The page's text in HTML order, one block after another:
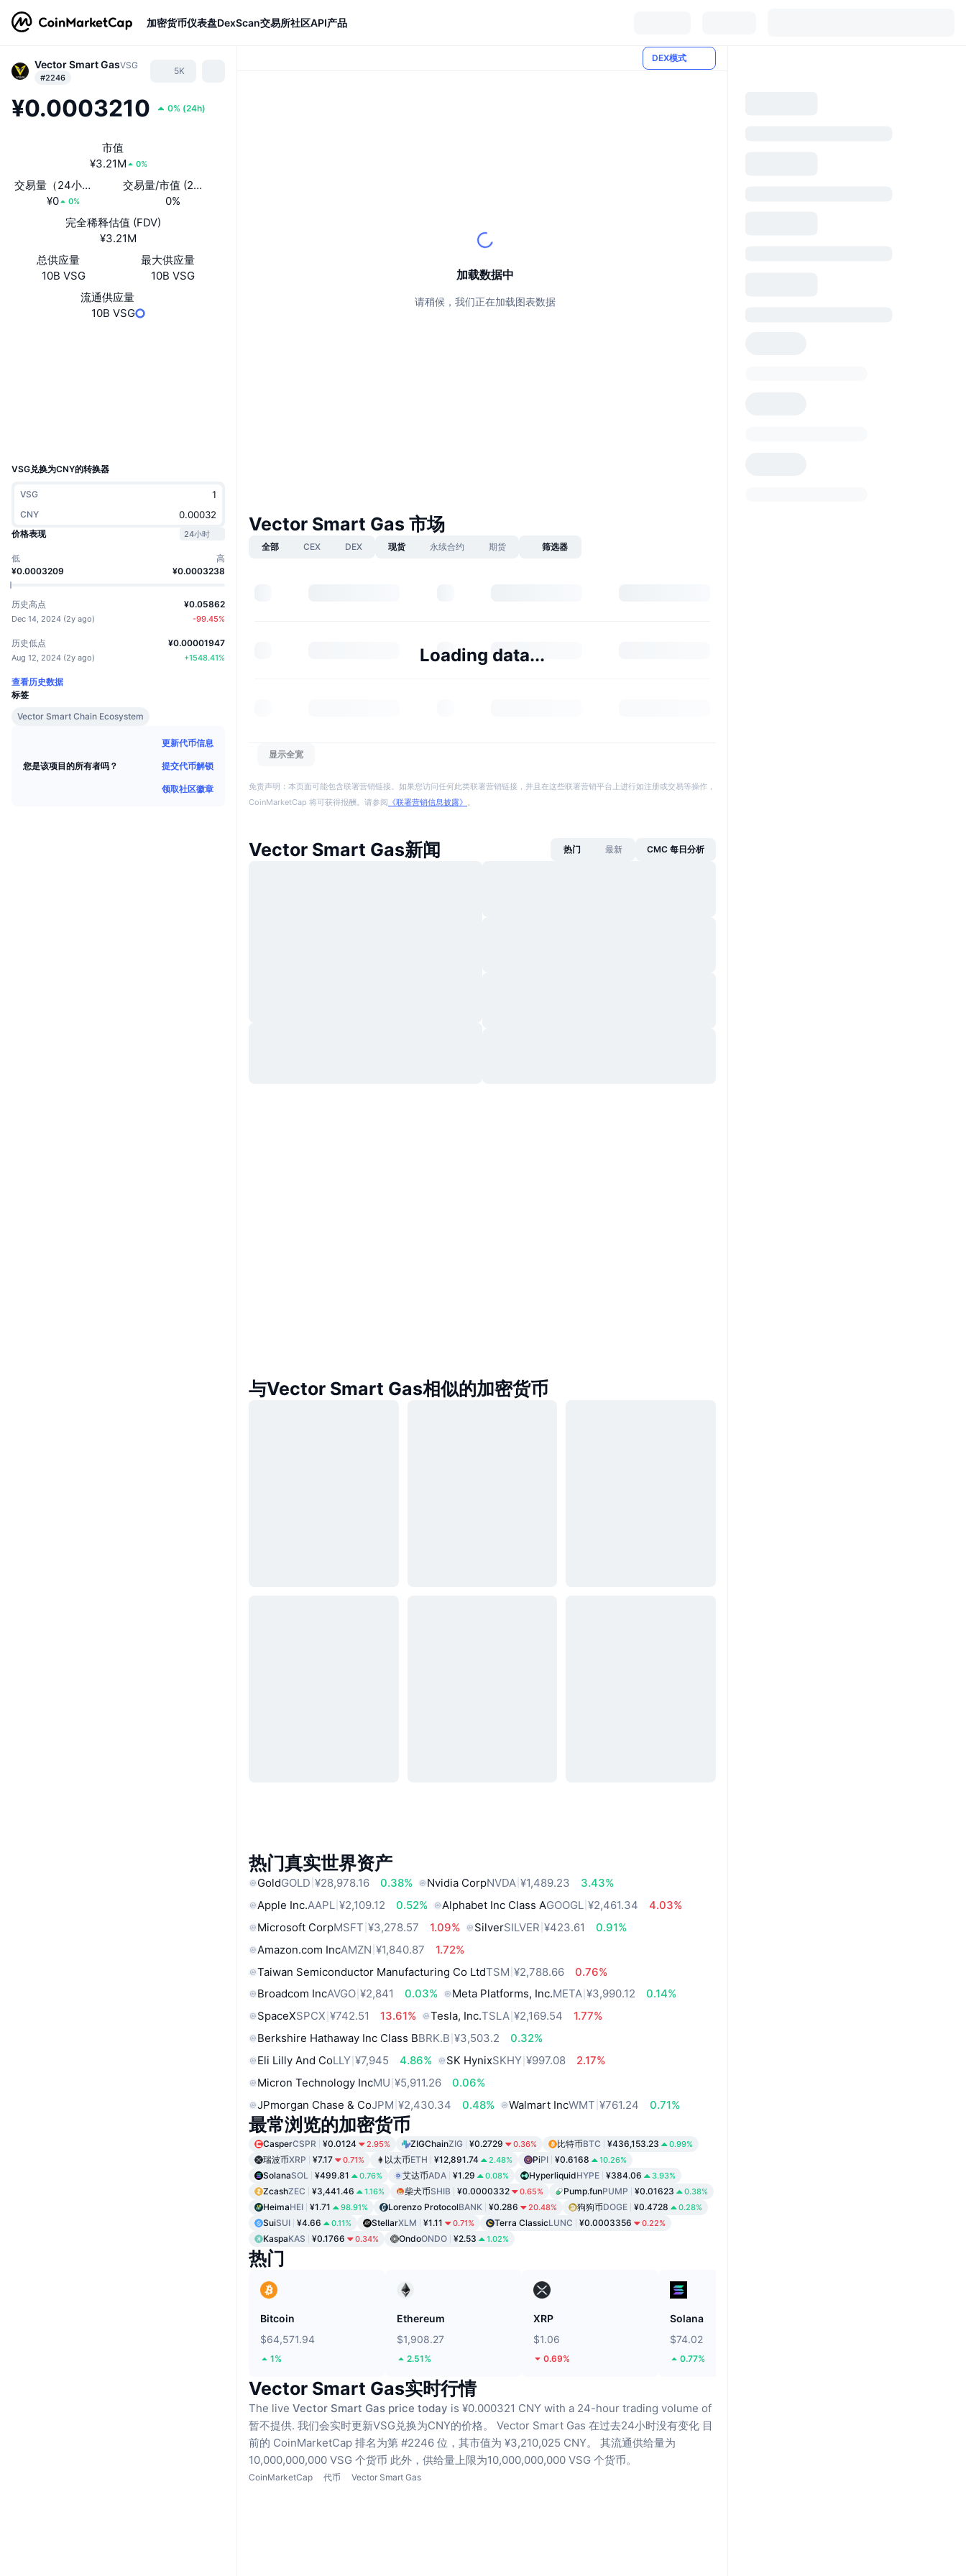
加密货币仪表盘DexScan交易所社区API产品
Vector Smart GasVSG
#2246
5K
¥0.0003210 0% (24h)
市值
¥3.21M
0%
交易量（24小时）
¥0
0%
交易量/市值 (24小时)
0%
完全稀释估值 (FDV)
¥3.21M
总供应量
10B VSG
最大供应量
10B VSG
流通供应量
10B VSG
VSG兑换为CNY的转换器
VSG
CNY
价格表现
24小时
低
¥0.0003209
高
¥0.0003238
历史高点
Dec 14, 2024 (2y ago)
¥0.05862
-99.45%
历史低点
Aug 12, 2024 (2y ago)
¥0.00001947
+1548.41%
查看历史数据
标签
Vector Smart Chain Ecosystem
您是该项目的所有者吗？
更新代币信息
提交代币解锁
领取社区徽章
DEX模式
加载数据中
请稍候，我们正在加载图表数据
Vector Smart Gas 市场
全部 CEX DEX 现货 永续合约 期货 筛选器
Loading data...
显示全宽
免责声明：本页面可能包含联署营销链接。如果您访问任何此类联署营销链接，并且在这些联署营销平台上进行如注册或交易等操作，
CoinMarketCap 将可获得报酬。请参阅 《联署营销信息披露》 。
Vector Smart Gas新闻 热门 最新 CMC 每日分析
与Vector Smart Gas相似的加密货币
热门真实世界资产
GoldGOLD ¥28,978.16 0.38% Nvidia CorpNVDA ¥1,489.23
3.43%
Apple Inc.AAPL ¥2,109.12 0.52% Alphabet Inc Class AGOOGL ¥2,461.34
4.03%
Microsoft CorpMSFT ¥3,278.57 1.09% SilverSILVER ¥423.61
0.91%
Amazon.com IncAMZN ¥1,840.87
1.72%
Taiwan Semiconductor Manufacturing Co LtdTSM ¥2,788.66
0.76%
Broadcom IncAVGO ¥2,841 0.03% Meta Platforms, Inc.META ¥3,990.12
0.14%
SpaceXSPCX ¥742.51 13.61% Tesla, Inc.TSLA ¥2,169.54
1.77%
Berkshire Hathaway Inc Class BBRK.B ¥3,503.2
0.32%
Eli Lilly And CoLLY ¥7,945 4.86% SK HynixSKHY ¥997.08
2.17%
Micron Technology IncMU ¥5,911.26
0.06%
JPmorgan Chase & CoJPM ¥2,430.34 0.48% Walmart IncWMT ¥761.24 0.71%
最常浏览的加密货币
CasperCSPR ¥0.0124 2.95% ZIGChainZIG ¥0.2729 0.36% 比特币BTC ¥436,153.23 0.99%
瑞波币XRP ¥7.17 0.71% 以太币ETH ¥12,891.74 2.48% PiPI ¥0.6168 10.26%
SolanaSOL ¥499.81 0.76% 艾达币ADA ¥1.29 0.08% HyperliquidHYPE ¥384.06 3.93%
ZcashZEC ¥3,441.46 1.16% 柴犬币SHIB ¥0.0000332 0.65% Pump.funPUMP ¥0.01623 0.38%
HeimaHEI ¥1.71 98.91% Lorenzo ProtocolBANK ¥0.286 20.48% 狗狗币DOGE ¥0.4728 0.28%
SuiSUI ¥4.66 0.11% StellarXLM ¥1.11 0.71% Terra ClassicLUNC ¥0.0003356 0.22%
KaspaKAS ¥0.1766 0.34% OndoONDO ¥2.53 1.02%
热门
Bitcoin
$64,571.94
1%
Ethereum
$1,908.27
2.51%
XRP
$1.06
0.69%
Solana
$74.02
0.77%
Vector Smart Gas实时行情
The live Vector Smart Gas price today is ¥0.000321 CNY with a 24-hour trading volume of
暂不提供. 我们会实时更新VSG兑换为CNY的价格。 Vector Smart Gas 在过去24小时没有变化 目
前的 CoinMarketCap 排名为第 #2246 位，其市值为 ¥3,210,025 CNY。
其流通供给量为
10,000,000,000 VSG 个货币 此外，供给量上限为10,000,000,000 VSG 个货币。
CoinMarketCap 代币 Vector Smart Gas